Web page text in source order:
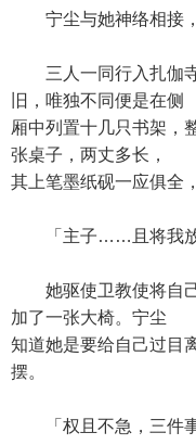
宁尘与她神络相接，
三人一同行入扎伽寺
旧，唯独不同便是在侧
厢中列置十几只书架，
张桌子，两丈多长，
其上笔墨纸砚一应俱全
「主子……且将我放
她驱使卫教使将自己
加了一张大椅。宁尘
知道她是要给自己过目
摆。
「权且不急，三件事